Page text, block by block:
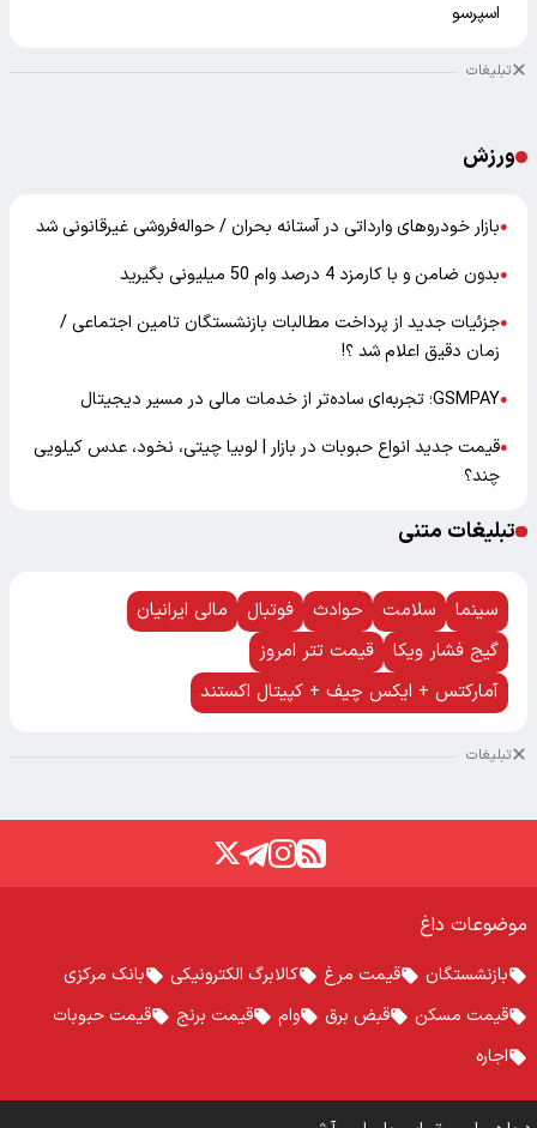
اسپرسو
تبلیغات
ورزش
●بازار خودرو‌های وارداتی در آستانه بحران / حواله‌فروشی غیرقانونی شد
●بدون ضامن و با کارمزد 4 درصد وام 50 میلیونی بگیرید
●جزئیات جدید از پرداخت مطالبات بازنشستگان تامین اجتماعی /
زمان دقیق اعلام شد ؟!
●GSMPAY؛ تجربه‌ای ساده‌تر از خدمات مالی در مسیر دیجیتال
●قیمت جدید انواع حبوبات در بازار | لوبیا چیتی، نخود، عدس کیلویی
چند؟
تبلیغات متنی
سینما سلامت حوادث فوتبال
مالی ایرانیان
گیج فشار ویکا
قیمت تتر امروز
آمارکتس + ایکس چیف + کپیتال اکستند
تبلیغات
موضوعات داغ
بازنشستگان قیمت مرغ کالابرگ الکترونیکی
بانک مرکزی
قیمت مسکن
قبض برق وام قیمت برنج
قیمت حبوبات
اجاره